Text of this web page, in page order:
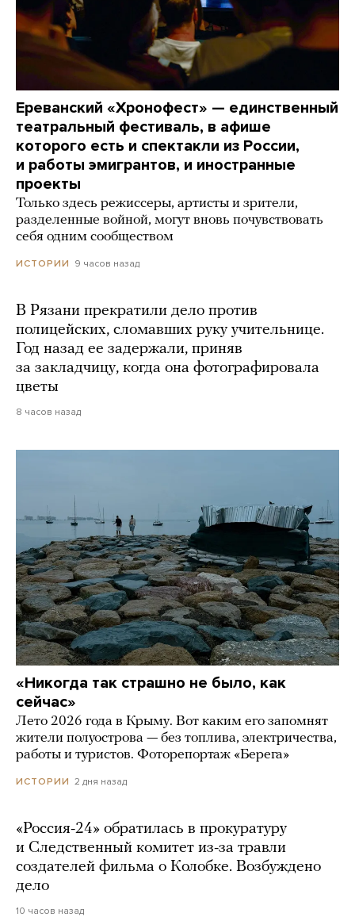
Ереванский «Хронофест» — единственный
театральный фестиваль, в афише
которого есть и спектакли из России,
и работы эмигрантов, и иностранные
проекты
Только здесь режиссеры, артисты и зрители,
разделенные войной, могут вновь почувствовать
себя одним сообществом
ИСТОРИИ 9 часов назад
В Рязани прекратили дело против
полицейских, сломавших руку учительнице.
Год назад ее задержали, приняв
за закладчицу, когда она фотографировала
цветы
8 часов назад
«Никогда так страшно не было, как
сейчас»
Лето 2026 года в Крыму. Вот каким его запомнят
жители полуострова — без топлива, электричества,
работы и туристов. Фоторепортаж «Берега»
ИСТОРИИ 2 дня назад
«Россия-24» обратилась в прокуратуру
и Следственный комитет из-за травли
создателей фильма о Колобке. Возбуждено
дело
10 часов назад